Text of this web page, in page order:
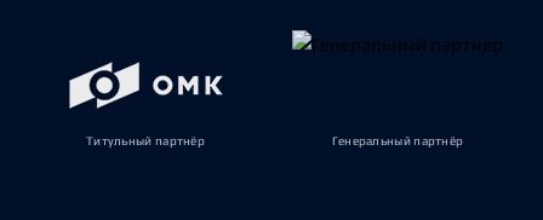
Титульный партнёр Генеральный партнёр